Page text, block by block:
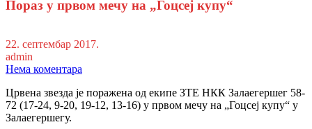
Пораз у првом мечу на „Гоцсеј купу“
22. септембар 2017.
admin
Нема коментара
Црвена звезда је поражена од екипе ЗТЕ НКК Залаегершег 58-
72 (17-24, 9-20, 19-12, 13-16) у првом мечу на „Гоцсеј купу“ у
Залаегершегу.